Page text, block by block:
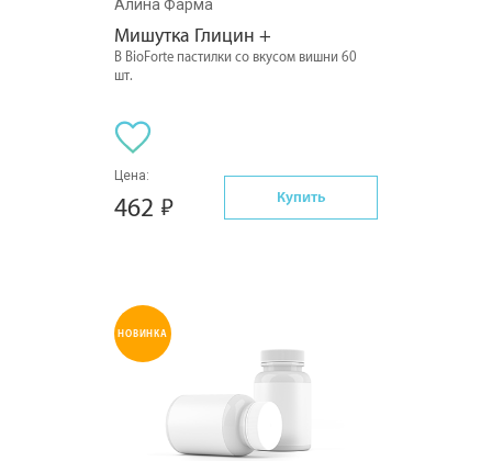
Алина Фарма
Мишутка Глицин +
В BioForte пастилки со вкусом вишни 60
шт.
Цена:
462 Купить
НОВИНКА